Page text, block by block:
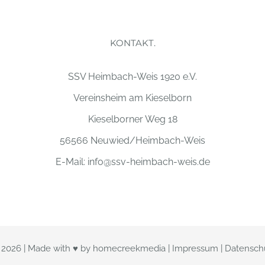
KONTAKT.
SSV Heimbach-Weis 1920 e.V.
Vereinsheim am Kieselborn
Kieselborner Weg 18
56566 Neuwied/Heimbach-Weis
E-Mail: info@ssv-heimbach-weis.de
2026 | Made with ♥ by homecreekmedia Impressum